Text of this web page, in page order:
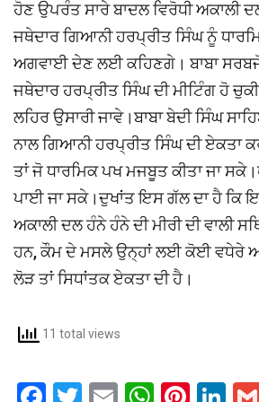
ਹੋਣ ਉਪਰੰਤ ਸਾਰੇ ਬਾਦਲ ਵਿਰੋਧੀ ਅਕਾਲੀ
ਜਥੇਦਾਰ ਗਿਆਨੀ ਹਰਪ੍ਰੀਤ ਸਿੰਘ ਨੂੰ
ਅਗਵਾਈ ਦੇਣ ਲਈ ਕਹਿਣਗੇ। ਬਾਬਾ
ਜਥੇਦਾਰ ਹਰਪ੍ਰੀਤ ਸਿੰਘ ਦੀ ਮੀਟਿੰਗ ਹੋ
ਲਹਿਰ ਉਸਾਰੀ ਜਾਵੇ।ਬਾਬਾ ਬੇਦੀ ਸਿੰਘ
ਨਾਲ ਗਿਆਨੀ ਹਰਪ੍ਰੀਤ ਸਿੰਘ ਦੀ ਏਕਤਾ
ਤਾਂ ਜੋ ਧਾਰਮਿਕ ਪਖ ਮਜਬੂਤ ਕੀਤਾ ਜਾ
ਪਾਈ ਜਾ ਸਕੇ।ਦੁਖਾਂਤ ਇਸ ਗੱਲ ਦਾ ਹੈ ਕਿ
ਅਕਾਲੀ ਦਲ ਹੰਨੇ ਹੰਨੇ ਦੀ ਮੀਰੀ ਦੀ ਵਾਲੀ
ਹਨ, ਕੌਮ ਦੇ ਮਸਲੇ ਉਨ੍ਹਾਂ ਲਈ ਕੋਈ ਵਧੇਰੇ
ਲੋੜ ਤਾਂ ਸਿਧਾਂਤਕ ਏਕਤਾ ਦੀ ਹੈ।
11 total views